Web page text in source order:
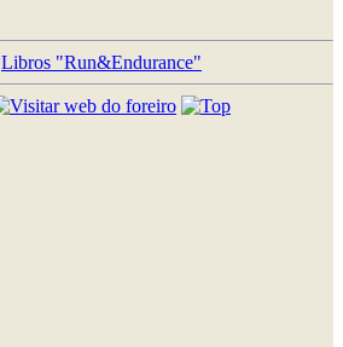
Libros "Run&Endurance"